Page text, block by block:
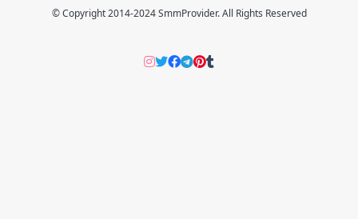
© Copyright 2014-2024 SmmProvider. All Rights Reserved
Instagram
Twitter
Facebook
Telegram
Pinterers
Tumblr